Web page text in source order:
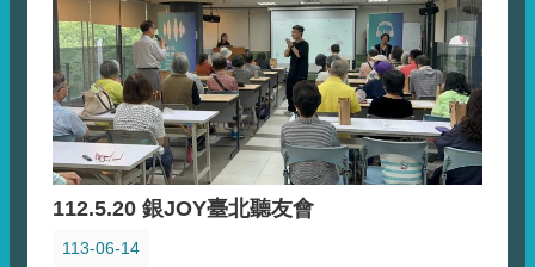
112.5.20 銀JOY臺北聽友會
113-06-14